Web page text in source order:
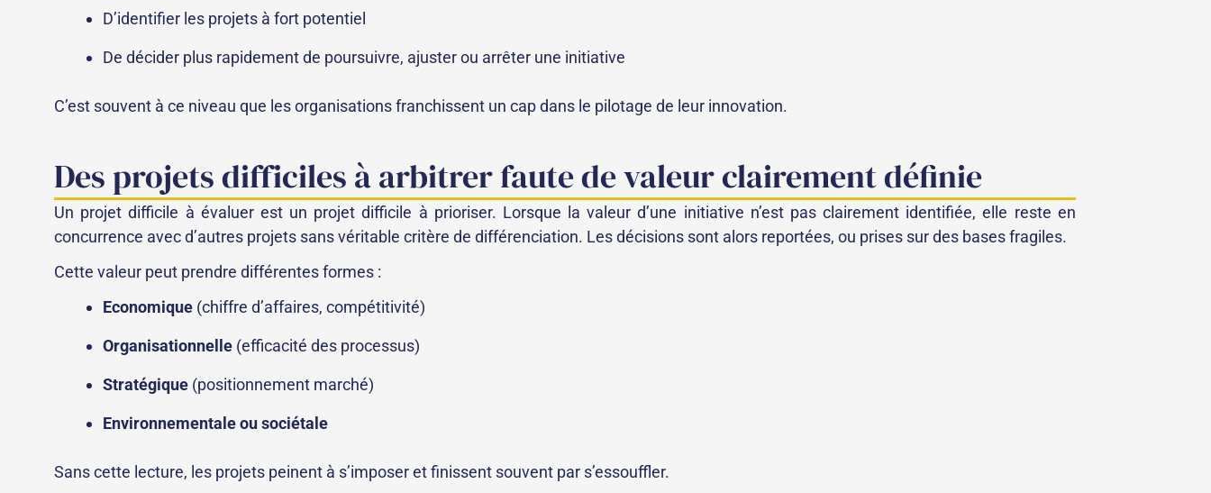
D’identifier les projets à fort potentiel
De décider plus rapidement de poursuivre, ajuster ou arrêter une initiative
C’est souvent à ce niveau que les organisations franchissent un cap dans le pilotage de leur innovation.
Des projets difficiles à arbitrer faute de valeur clairement définie
Un projet difficile à évaluer est un projet difficile à prioriser. Lorsque la valeur d’une initiative n’est pas clairement identifiée, elle reste en
concurrence avec d’autres projets sans véritable critère de différenciation. Les décisions sont alors reportées, ou prises sur des bases fragiles.
Cette valeur peut prendre différentes formes :
Economique (chiffre d’affaires, compétitivité)
Organisationnelle (efficacité des processus)
Stratégique (positionnement marché)
Environnementale ou sociétale
Sans cette lecture, les projets peinent à s’imposer et finissent souvent par s’essouffler.